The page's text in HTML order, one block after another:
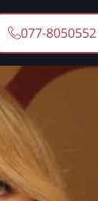
077-8050552